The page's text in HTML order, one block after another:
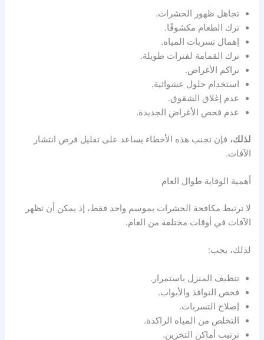
تجاهل ظهور الحشرات.
ترك الطعام مكشوفًا.
إهمال تسربات المياه.
ترك القمامة لفترات طويلة.
تراكم الأغراض.
استخدام حلول عشوائية.
عدم إغلاق الشقوق.
عدم فحص الأغراض الجديدة.
لذلك، فإن تجنب هذه الأخطاء يساعد على تقليل فرص انتشار
الآفات.
أهمية الوقاية طوال العام
لا ترتبط مكافحة الحشرات بموسم واحد فقط، إذ يمكن أن تظهر
الآفات في أوقات مختلفة من العام.
لذلك، يجب:
تنظيف المنزل باستمرار.
فحص النوافذ والأبواب.
إصلاح التسربات.
التخلص من المياه الراكدة.
ترتيب أماكن التخزين.